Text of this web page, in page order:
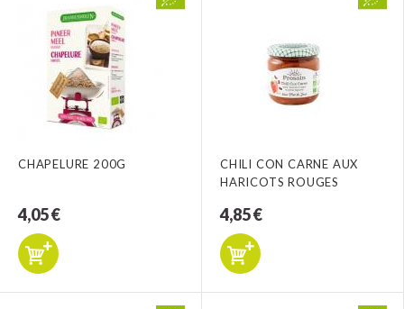
CHAPELURE 200G
4,05 €
CHILI CON CARNE AUX
HARICOTS ROUGES
4,85 €